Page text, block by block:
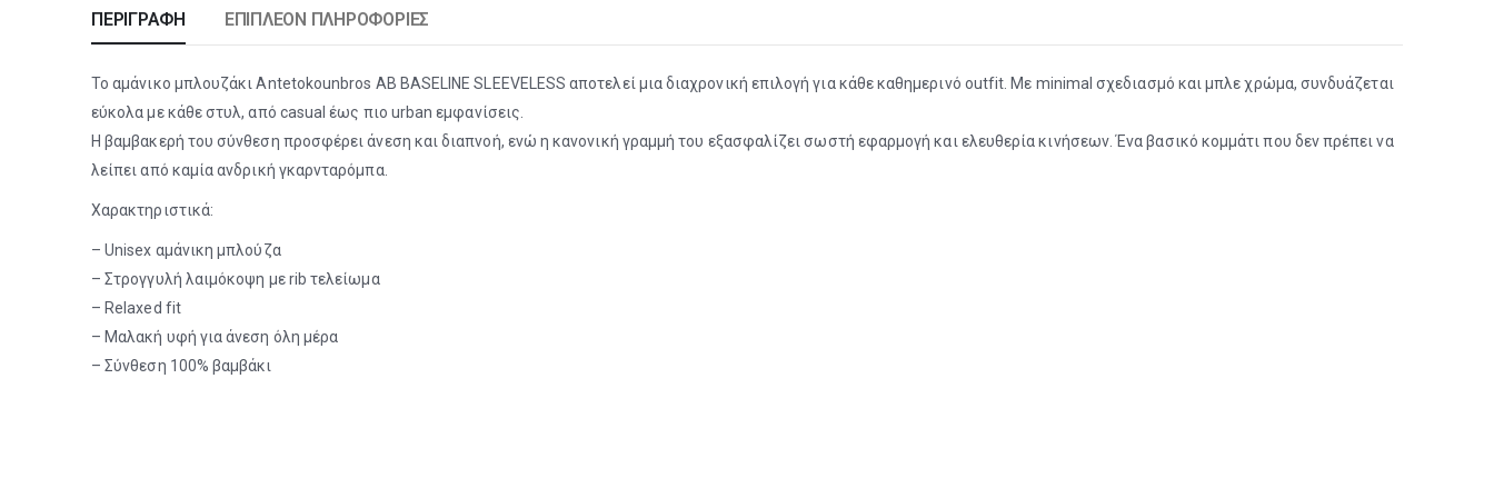
ΠΕΡΙΓΡΑΦΉ ΕΠΙΠΛΈΟΝ ΠΛΗΡΟΦΟΡΊΕΣ
Το αμάνικο μπλουζάκι Antetokounbros AB BASELINE SLEEVELESS αποτελεί μια διαχρονική επιλογή για κάθε καθημερινό outfit. Με minimal σχεδιασμό και μπλε χρώμα, συνδυάζεται
εύκολα με κάθε στυλ, από casual έως πιο urban εμφανίσεις.
Η βαμβακερή του σύνθεση προσφέρει άνεση και διαπνοή, ενώ η κανονική γραμμή του εξασφαλίζει σωστή εφαρμογή και ελευθερία κινήσεων. Ένα βασικό κομμάτι που δεν πρέπει να
λείπει από καμία ανδρική γκαρνταρόμπα.
Χαρακτηριστικά:
– Unisex αμάνικη μπλούζα
– Στρογγυλή λαιμόκοψη με rib τελείωμα
– Relaxed fit
– Μαλακή υφή για άνεση όλη μέρα
– Σύνθεση 100% βαμβάκι